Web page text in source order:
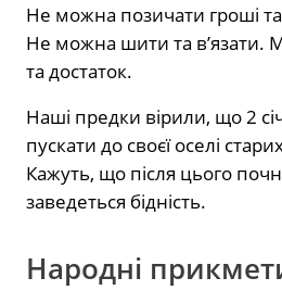
Не можна позичати гроші
Не можна шити та в’язати.
та достаток.
Наші предки вірили, що 2
пускати до своєї оселі
Кажуть, що після цього
заведеться бідність.
Народні